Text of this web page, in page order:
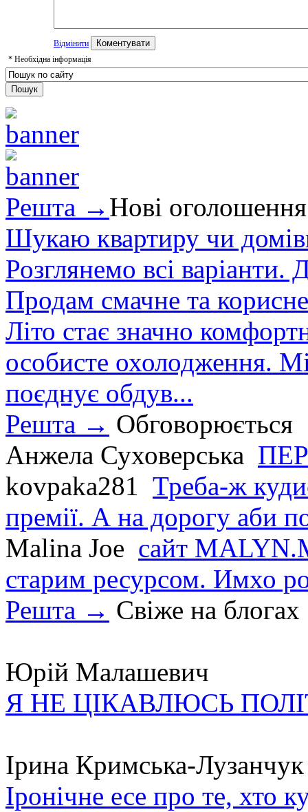
Відмінити
* Необхідна інформація
Решта → Нові оголошення
Шукаю квартиру чи
Розглянемо всі варіанти.
Продам смачне та
Літо стає значно
особисте охолодження.
поєднує обдув...
Решта → Обговорюється
Анжела Суховерська
kovpaka281 Треба-ж
премії. А на дорогу аби
Malina Joe сайт
старим ресурсом. Имхо
Решта → Свіже на блогах
Юрій Малашевич
Я НЕ ЦІКАВЛЮСЬ
Ірина Кримська-Лузанчук
Іронічне есе про те, хто